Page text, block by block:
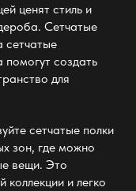
ценят стиль и
Сетчатые
сетчатые
помогут создать
для
сетчатые полки
зон, где можно
вещи. Это
коллекции и легко